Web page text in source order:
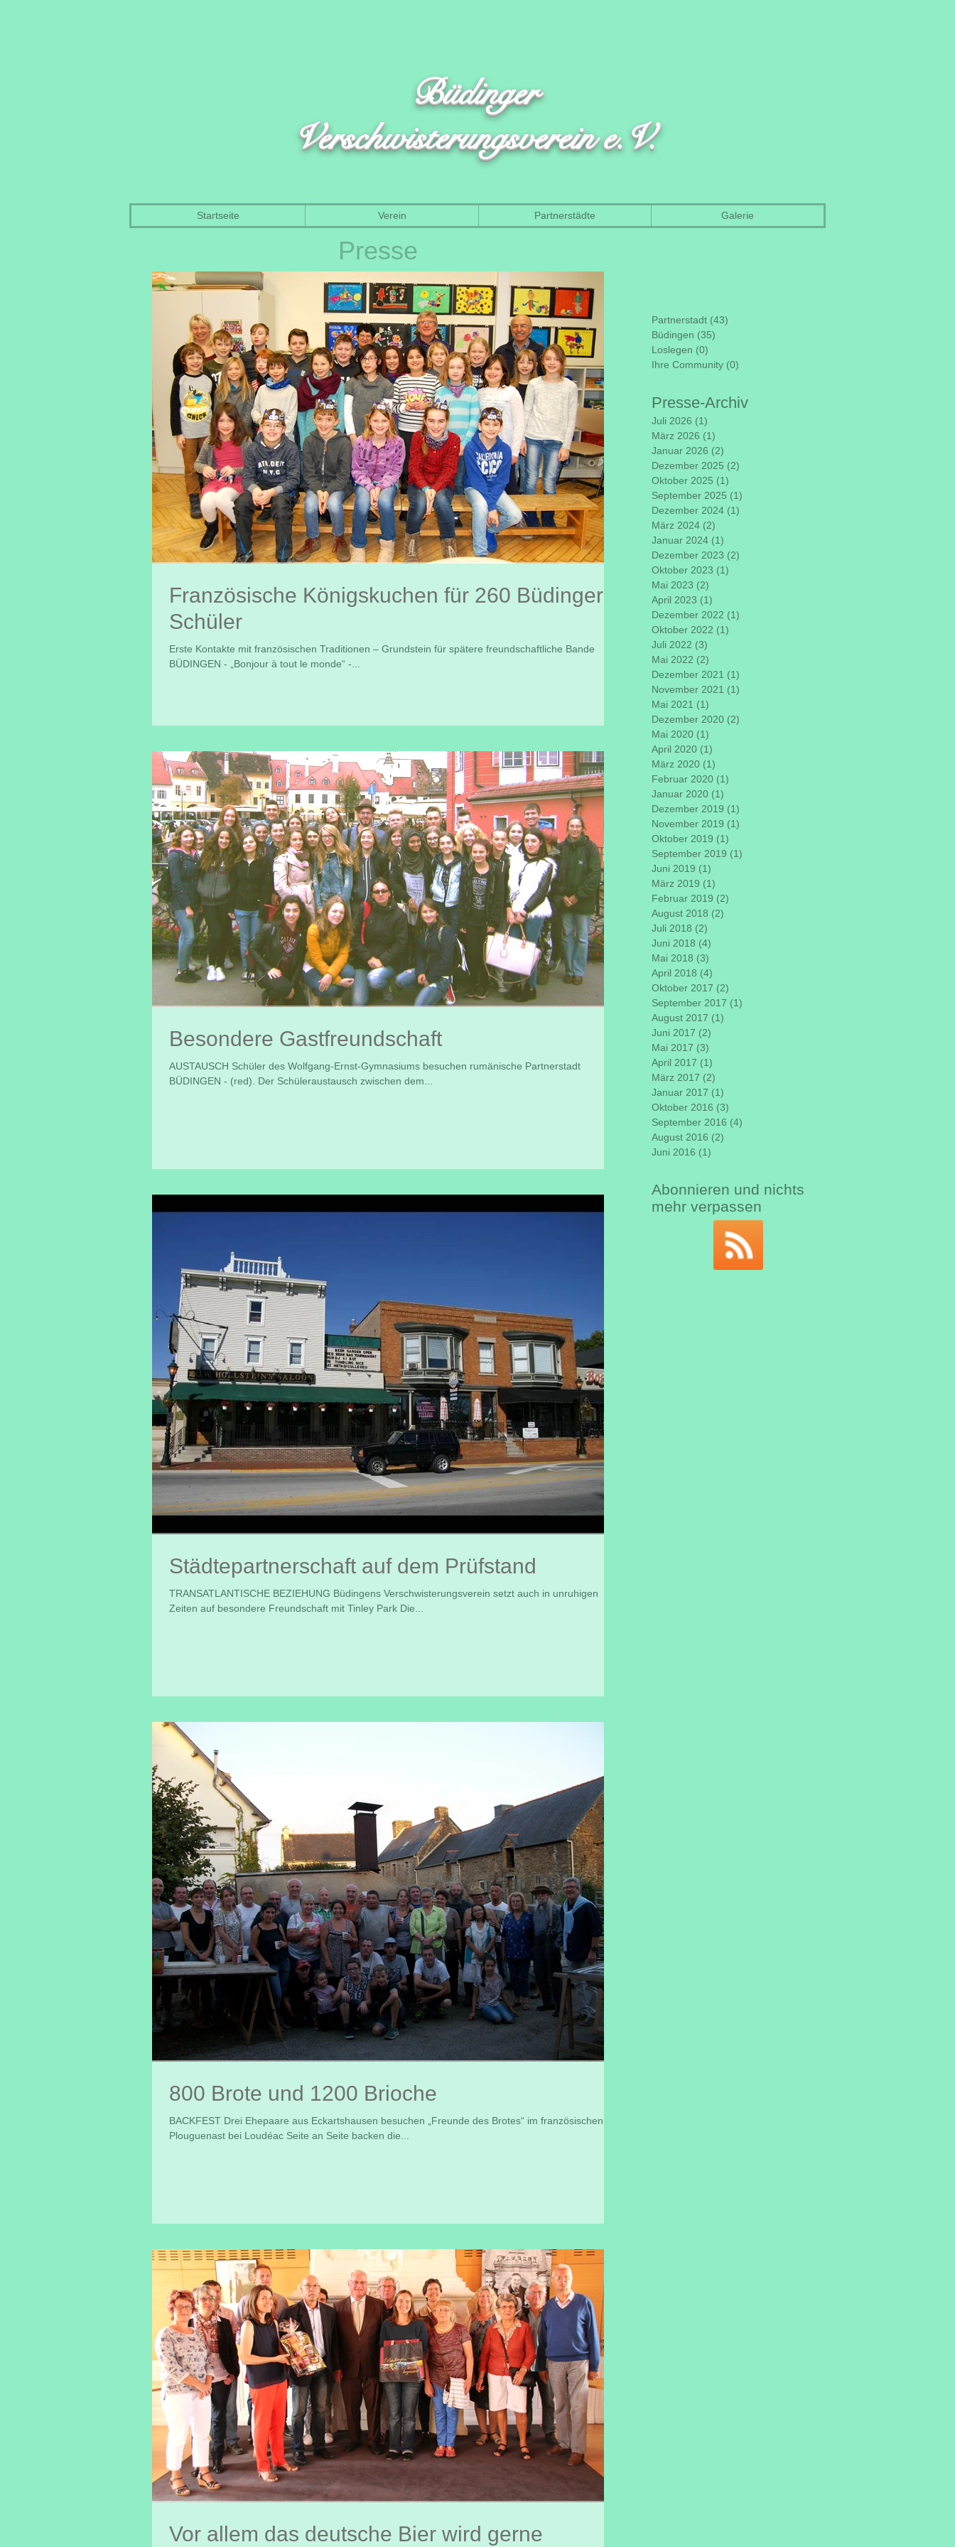
Büdinger
Verschwisterungsverein e.V.
Startseite Verein Partnerstädte Galerie
Presse
Französische Königskuchen für 260 Büdinger
Schüler
Erste Kontakte mit französischen Traditionen – Grundstein für spätere freundschaftliche Bande
BÜDINGEN - „Bonjour à tout le monde“ -...
Besondere Gastfreundschaft
AUSTAUSCH Schüler des Wolfgang-Ernst-Gymnasiums besuchen rumänische Partnerstadt
BÜDINGEN - (red). Der Schüleraustausch zwischen dem...
Städtepartnerschaft auf dem Prüfstand
TRANSATLANTISCHE BEZIEHUNG Büdingens Verschwisterungsverein setzt auch in unruhigen
Zeiten auf besondere Freundschaft mit Tinley Park Die...
800 Brote und 1200 Brioche
BACKFEST Drei Ehepaare aus Eckartshausen besuchen „Freunde des Brotes“ im französischen
Plouguenast bei Loudéac Seite an Seite backen die...
Vor allem das deutsche Bier wird gerne
Partnerstadt (43)
Büdingen (35)
Loslegen (0)
Ihre Community (0)
Presse-Archiv
Juli 2026 (1)
März 2026 (1)
Januar 2026 (2)
Dezember 2025 (2)
Oktober 2025 (1)
September 2025 (1)
Dezember 2024 (1)
März 2024 (2)
Januar 2024 (1)
Dezember 2023 (2)
Oktober 2023 (1)
Mai 2023 (2)
April 2023 (1)
Dezember 2022 (1)
Oktober 2022 (1)
Juli 2022 (3)
Mai 2022 (2)
Dezember 2021 (1)
November 2021 (1)
Mai 2021 (1)
Dezember 2020 (2)
Mai 2020 (1)
April 2020 (1)
März 2020 (1)
Februar 2020 (1)
Januar 2020 (1)
Dezember 2019 (1)
November 2019 (1)
Oktober 2019 (1)
September 2019 (1)
Juni 2019 (1)
März 2019 (1)
Februar 2019 (2)
August 2018 (2)
Juli 2018 (2)
Juni 2018 (4)
Mai 2018 (3)
April 2018 (4)
Oktober 2017 (2)
September 2017 (1)
August 2017 (1)
Juni 2017 (2)
Mai 2017 (3)
April 2017 (1)
März 2017 (2)
Januar 2017 (1)
Oktober 2016 (3)
September 2016 (4)
August 2016 (2)
Juni 2016 (1)
Abonnieren und nichts
mehr verpassen